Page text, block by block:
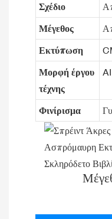
Σχέδιο
Μέγεθος
Εκτύπωση
Μορφή έργου
τέχνης
Φινίρισμα